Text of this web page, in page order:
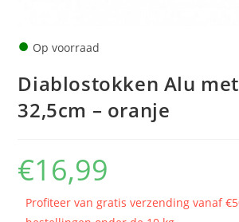
● Op voorraad
Diablostokken Alu
32,5cm – oranje
€16,99
Profiteer van gratis verzending vanaf